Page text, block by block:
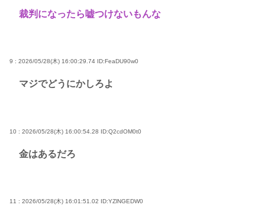
裁判になったら嘘つけないもんな
9 : 2026/05/28(木) 16:00:29.74 ID:FeaDU90w0
マジでどうにかしろよ
10 : 2026/05/28(木) 16:00:54.28 ID:Q2cdOM0t0
金はあるだろ
11 : 2026/05/28(木) 16:01:51.02 ID:YZlNGEDW0